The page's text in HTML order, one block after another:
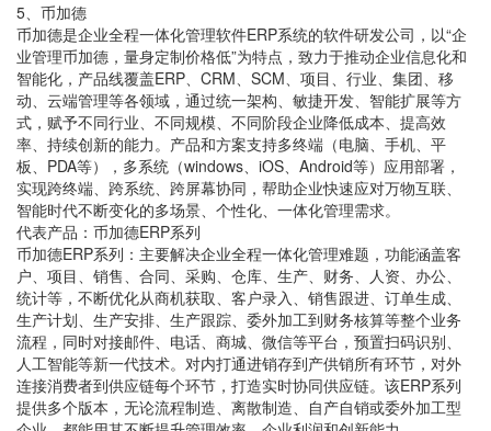
5、币加德
币加德是企业全程一体化管理软件ERP系统的软件研发公司，以“企
业管理币加德，量身定制价格低”为特点，致力于推动企业信息化和
智能化，产品线覆盖ERP、CRM、SCM、项目、行业、集团、移
动、云端管理等各领域，通过统一架构、敏捷开发、智能扩展等方
式，赋予不同行业、不同规模、不同阶段企业降低成本、提高效
率、持续创新的能力。产品和方案支持多终端（电脑、手机、平
板、PDA等），多系统（windows、iOS、Android等）应用部署，
实现跨终端、跨系统、跨屏幕协同，帮助企业快速应对万物互联、
智能时代不断变化的多场景、个性化、一体化管理需求。
代表产品：币加德ERP系列
币加德ERP系列：主要解决企业全程一体化管理难题，功能涵盖客
户、项目、销售、合同、采购、仓库、生产、财务、人资、办公、
统计等，不断优化从商机获取、客户录入、销售跟进、订单生成、
生产计划、生产安排、生产跟踪、委外加工到财务核算等整个业务
流程，同时对接邮件、电话、商城、微信等平台，预置扫码识别、
人工智能等新一代技术。对内打通进销存到产供销所有环节，对外
连接消费者到供应链每个环节，打造实时协同供应链。该ERP系列
提供多个版本，无论流程制造、离散制造、自产自销或委外加工型